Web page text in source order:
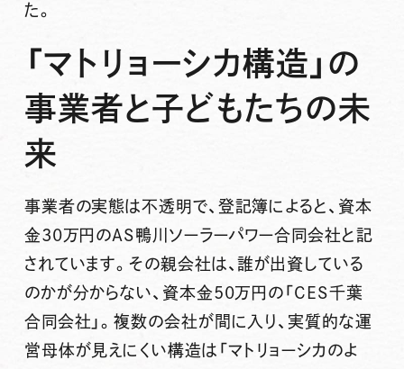
た。
「マトリョーシカ構造」の
事業者と子どもたちの未
来
事業者の実態は不透明で、登記簿によると、資本
金30万円のAS鴨川ソーラーパワー合同会社と記
されています。その親会社は、誰が出資している
のかが分からない、資本金50万円の「CES千葉
合同会社」。複数の会社が間に入り、実質的な運
営母体が見えにくい構造は「マトリョーシカのよ